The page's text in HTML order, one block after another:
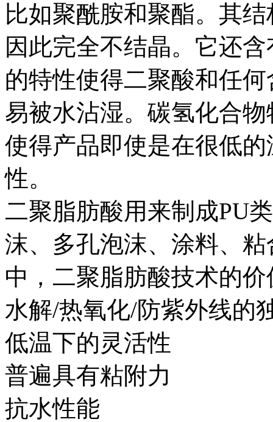
比如聚酰胺和聚酯。其
因此完全不结晶。它还
的特性使得二聚酸和任
易被水沾湿。碳氢化合
使得产品即使是在很低
性。
二聚脂肪酸用来制成PU
沫、多孔泡沫、涂料、
中，二聚脂肪酸技术的
水解/热氧化/防紫外线的
低温下的灵活性
普遍具有粘附力
抗水性能